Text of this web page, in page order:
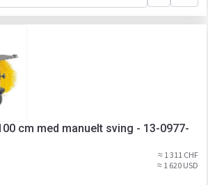
cm med manuelt sving - 13-0977-
≈ 1 311 CHF
≈ 1 620 USD